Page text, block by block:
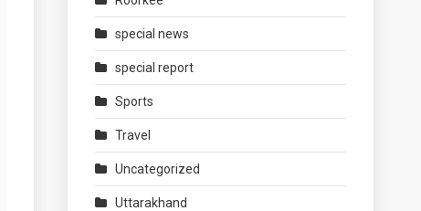
special news
special report
Sports
Travel
Uncategorized
Uttarakhand